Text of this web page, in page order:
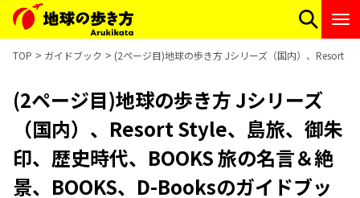
TOP ガイドブック (2ページ目)地球の歩き方 Jシリーズ（国内）、Resort
(2ページ目)地球の歩き方 Jシリーズ
（国内）、Resort Style、島旅、御朱
印、歴史時代、BOOKS 旅の名言＆絶
景、BOOKS、D-Booksのガイドブッ